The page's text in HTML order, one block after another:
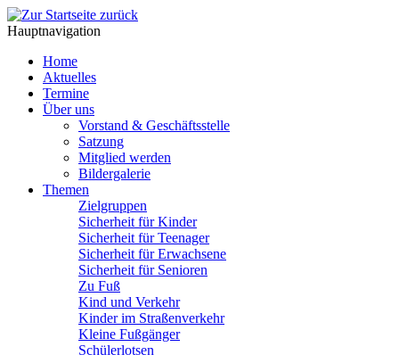
Hauptnavigation
Home
Aktuelles
Termine
Über uns
Vorstand & Geschäftsstelle
Satzung
Mitglied werden
Bildergalerie
Themen
Zielgruppen
Sicherheit für Kinder
Sicherheit für Teenager
Sicherheit für Erwachsene
Sicherheit für Senioren
Zu Fuß
Kind und Verkehr
Kinder im Straßenverkehr
Kleine Fußgänger
Schülerlotsen